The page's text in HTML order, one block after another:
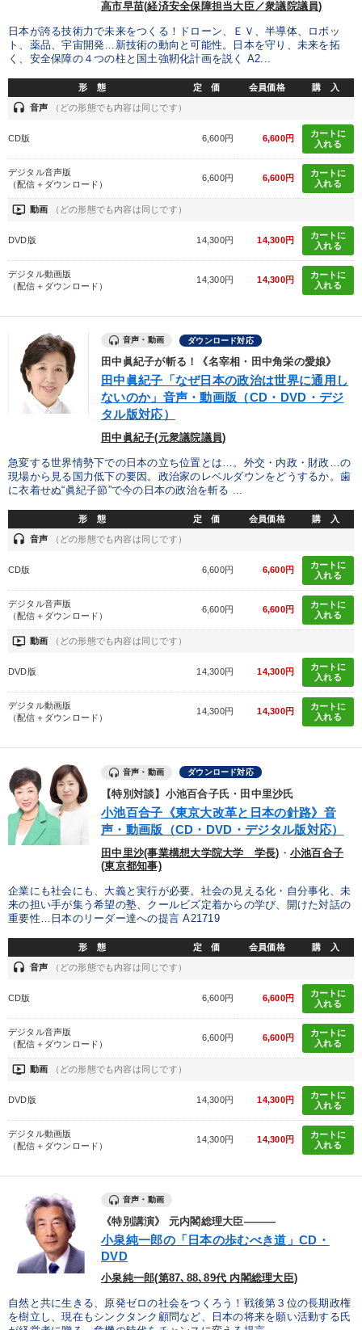
労務問題・人事対策 大竹愼一 多様性・ダイバーシティ
話し方 異発想 早分かり
※「更新」を押すと「テーマ」「キーワード」を更新いただけます。
ondemand_video 経営音声・動画を探す refresh 更新する
全国経営者セミナー収録物以外の経営教材（全761タイトル）からお探
しいただけます
カテゴリー
売上直結の営業力や販売力を獲得する 営業・社員研修
井上和弘の財務力UP 歴史・古典に学ぶ実務講話
148回夏季大会 組織・採用・スキル
「利上げ時代の最新・銀行対策」＋「不動産市況予測」＋「市場
予測と株式投資」最新刊
経営者のための《音声・動画で学ぶ》講演シリーズ
最新刊・戦略参謀ChatGPT実戦法と中小企業のDXと講話ご案内
全国経営者セミナー収録〈売れ筋・人気〉音声＆動画20選
数字・税務・決算書 【5月】音声・映像
販売力を強化したい 組織を強化したい
キーワード
一流人 SDGs 営業力強化 資産保全 営業
上場企業
※「更新」を押すと「カテゴリー」「目的別」「キーワード」を更新いただけます。
local_offer タグから探す
すべての音声・動画（全2076タイトル）からお探しいただけます
上場企業
営業力強化 M&A サービス
金利 マーケティング 老舗企業
稲盛和夫 FCビジネス
通販
※「更新」を押すと「タグ・キーワード」を更新いただけます。
高市早苗(経済安全保障担当大臣／衆議院議員)
日本が誇る技術力で未来をつくる！ドローン、ＥＶ、半導体、ロボッ
ト、薬品、宇宙開発…新技術の動向と可能性。日本を守り、未来を拓
く、安全保障の４つの柱と国土強靭化計画を説く A2...
形 態 定 価 会員価格 購 入
headset 音声 （どの形態でも内容は同じです）
CD版 6,600円 6,600円
カートに
入れる
デジタル音声版
（配信＋ダウンロード）
6,600円 6,600円
カートに
入れる
ondemand_video 動画 （どの形態でも内容は同じです）
DVD版 14,300円 14,300円
カートに
入れる
デジタル動画版
（配信＋ダウンロード）
14,300円 14,300円
カートに
入れる
音声・動画 ダウンロード対応
田中眞紀子が斬る！《名宰相・田中角栄の愛娘》
田中眞紀子「なぜ日本の政治は世界に通用し
ないのか」音声・動画版（CD・DVD・デジ
タル版対応）
田中眞紀子(元衆議院議員)
急変する世界情勢下での日本の立ち位置とは…。外交・内政・財政…の
現場から見る国力低下の要因。政治家のレベルダウンをどうするか。歯
に衣着せぬ“眞紀子節”で今の日本の政治を斬る ...
形 態 定 価 会員価格 購 入
headset 音声 （どの形態でも内容は同じです）
CD版 6,600円 6,600円
カートに
入れる
デジタル音声版
（配信＋ダウンロード）
6,600円 6,600円
カートに
入れる
ondemand_video 動画 （どの形態でも内容は同じです）
DVD版 14,300円 14,300円
カートに
入れる
デジタル動画版
（配信＋ダウンロード）
14,300円 14,300円
カートに
入れる
音声・動画 ダウンロード対応
【特別対談】小池百合子氏・田中里沙氏
小池百合子《東京大改革と日本の針路》音
声・動画版（CD・DVD・デジタル版対応）
田中里沙(事業構想大学院大学 学長) ・ 小池百合子
(東京都知事)
企業にも社会にも、大義と実行が必要。社会の見える化・自分事化、未
来の担い手が集う希望の塾、クールビズ定着からの学び、開けた対話の
重要性…日本のリーダー達への提言 A21719
形 態 定 価 会員価格 購 入
headset 音声 （どの形態でも内容は同じです）
CD版 6,600円 6,600円
カートに
入れる
デジタル音声版
（配信＋ダウンロード）
6,600円 6,600円
カートに
入れる
ondemand_video 動画 （どの形態でも内容は同じです）
DVD版 14,300円 14,300円
カートに
入れる
デジタル動画版
（配信＋ダウンロード）
14,300円 14,300円
カートに
入れる
音声・動画
《特別講演》 元内閣総理大臣―――
小泉純一郎の「日本の歩むべき道」CD・
DVD
小泉純一郎(第87､88､89代 内閣総理大臣)
自然と共に生きる、原発ゼロの社会をつくろう！戦後第３位の長期政権
を樹立し、現在もシンクタンク顧問など、日本の将来を願い活動する氏